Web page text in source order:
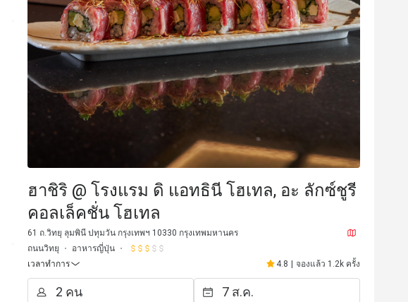
B***e
8 ก.ค. 2568
กลับมาซื้ออีกครั้ง
อาหารอร่อยทุกจานตก
ให้มาก็ได้ พนักงานก็น่า
ราคาสมเหตุสมผล
บริการแบบมืออาชีพ
ฮาชิริ @ โรงแรม ดิ แอทธินี โฮเทล, อะ ลักซ์ชูรี
คอลเล็คชั่น โฮเทล
61 ถ.วิทยุ ลุมพินี ปทุมวัน กรุงเทพฯ 10330 กรุงเทพมหานคร
ถนนวิทยุ
อาหารญี่ปุ่น
เวลาทำการ
4.8 จองแล้ว 1.2k ครั้ง